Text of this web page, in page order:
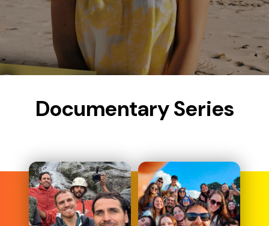
Documentary Series